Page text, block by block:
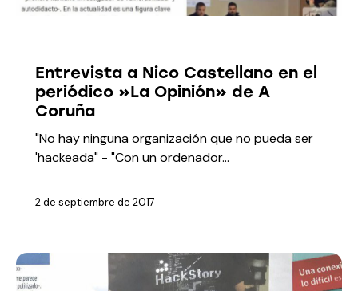
Entrevista a Nico Castellano en el
periódico »La Opinión» de A
Coruña
"No hay ninguna organización que no pueda ser
'hackeada" - "Con un ordenador…
2 de septiembre de 2017